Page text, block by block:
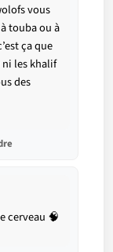
vous
touba ou à
ça que
les khalif
des
cerveau 🧠